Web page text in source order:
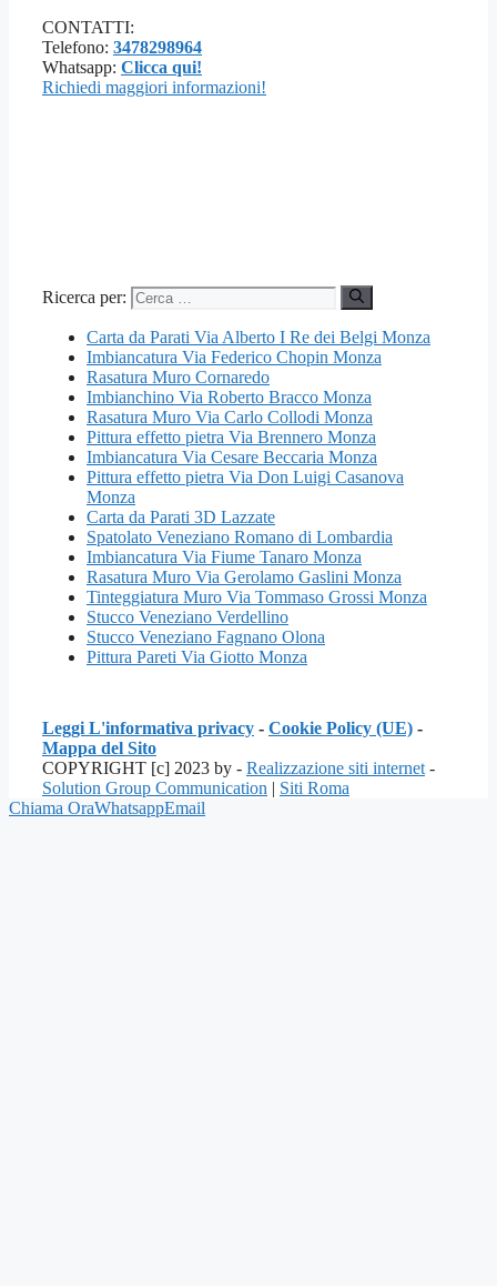
CONTATTI:
Telefono: 3478298964
Whatsapp: Clicca qui!
Richiedi maggiori informazioni!
Ricerca per:
Carta da Parati Via Alberto I Re dei Belgi Monza
Imbiancatura Via Federico Chopin Monza
Rasatura Muro Cornaredo
Imbianchino Via Roberto Bracco Monza
Rasatura Muro Via Carlo Collodi Monza
Pittura effetto pietra Via Brennero Monza
Imbiancatura Via Cesare Beccaria Monza
Pittura effetto pietra Via Don Luigi Casanova
Monza
Carta da Parati 3D Lazzate
Spatolato Veneziano Romano di Lombardia
Imbiancatura Via Fiume Tanaro Monza
Rasatura Muro Via Gerolamo Gaslini Monza
Tinteggiatura Muro Via Tommaso Grossi Monza
Stucco Veneziano Verdellino
Stucco Veneziano Fagnano Olona
Pittura Pareti Via Giotto Monza
Leggi L'informativa privacy - Cookie Policy (UE) -
Mappa del Sito
COPYRIGHT [c] 2023 by - Realizzazione siti internet -
Solution Group Communication | Siti Roma
Chiama OraWhatsappEmail